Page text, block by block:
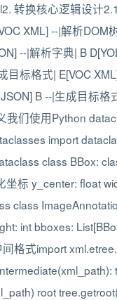
转换核心逻辑设计
XML] --|解析DOM
--|解析字典| B
目标格式| E[VOC
B --|生成目标格
我们使用Python
import
class BBox:
坐标 y_center: float
class
int bboxes:
格式import
root